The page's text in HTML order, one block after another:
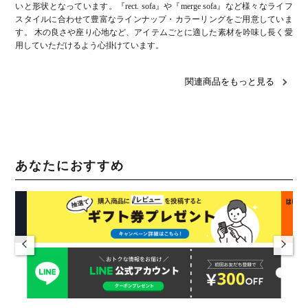
いと形状となっています。『rect. sofa』や『merge sofa』など様々なライフ
スタイルに合わせて豊富なラインナップ・カラーリングをご用意していま
す。 木の良さや座り心地など、アイテムごとに適した素材を吟味し長く愛
用していただけるよう心掛けています。
関連商品をもっと見る
あなたにおすすめ